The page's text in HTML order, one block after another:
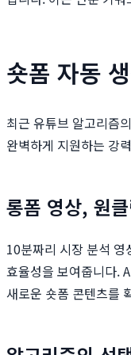
숏폼 자동
최근 유튜브 알고리즘
완벽하게 지원하는 강
롱폼 영상, 원
10분짜리 시장 분석
효율성을 보여줍니다.
새로운 숏폼 콘텐츠를